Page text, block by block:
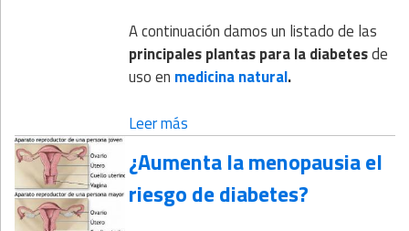
A continuación damos un listado de las
principales plantas para la diabetesde
uso en medicina natural.
Leer más
¿Aumenta la menopausia el
riesgo de diabetes?